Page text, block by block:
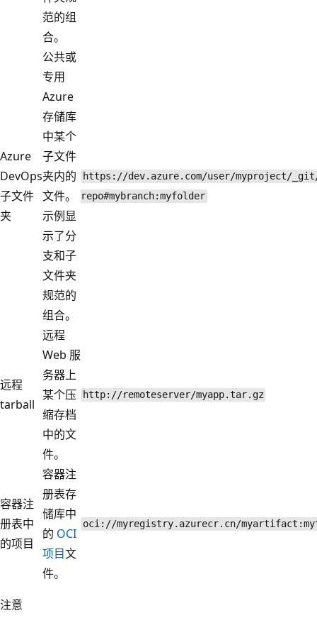
范的组
合。
Azure
DevOps
子文件
夹
公共或
专用
Azure
存储库
中某个
子文件
夹内的
文件。
示例显
示了分
支和子
文件夹
规范的
组合。
https://dev.azure.com/user/myproject/_git/
repo#mybranch:myfolder
远程
tarball
远程
Web 服
务器上
某个压
缩存档
中的文
件。
http://remoteserver/myapp.tar.gz
容器注
册表中
的项目
容器注
册表存
储库中
的 OCI
项目文
件。
oci://myregistry.azurecr.cn/
注意